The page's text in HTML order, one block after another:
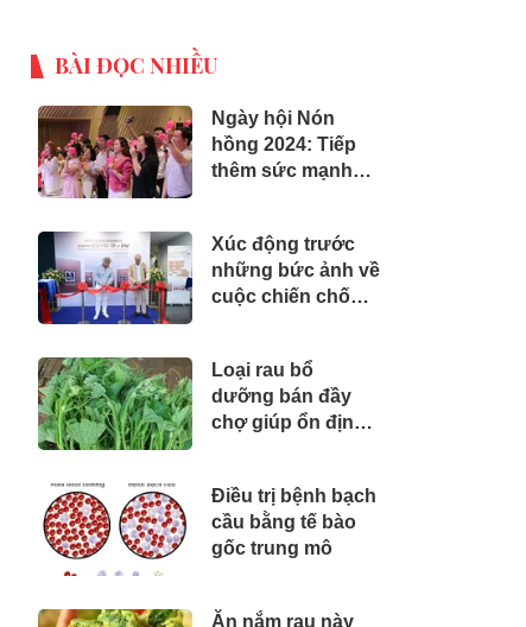
BÀI ĐỌC NHIỀU
Ngày hội Nón
hồng 2024: Tiếp
thêm sức mạnh
Xúc động trước
những bức ảnh về
cuộc chiến chống
Loại rau bổ
dưỡng bán đầy
chợ giúp ổn định
người bỏ qua
Điều trị bệnh bạch
cầu bằng tế bào
gốc trung mô
Ăn nắm rau này